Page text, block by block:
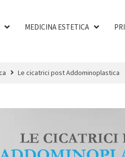
MEDICINA ESTETICA
Le cicatrici post Addominoplastica